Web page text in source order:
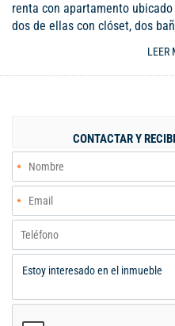
renta con apartamento
dos de ellas con clóset, dos
de oficios totalmente
ubicación cerca de avenidas
LEER
CONTACTAR Y